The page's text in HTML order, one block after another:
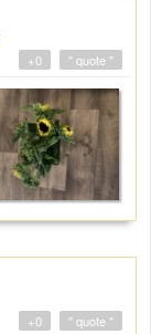
" quote "
+0
" quote "
+0